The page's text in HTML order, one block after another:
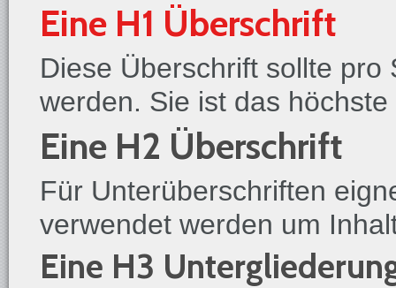
Eine H1 Überschrift
Diese Überschrift sollte
werden. Sie ist das
Eine H2 Überschrift
Für Unterüberschriften
verwendet werden um
Eine H3